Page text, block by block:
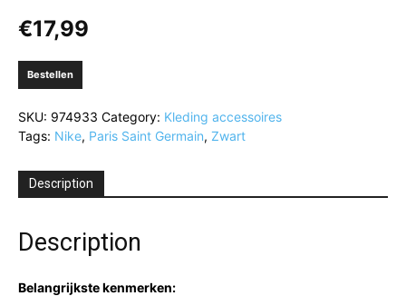
€17,99
Bestellen
SKU: 974933 Category: Kleding accessoires
Tags: Nike, Paris Saint Germain, Zwart
Description
Description
Belangrijkste kenmerken: